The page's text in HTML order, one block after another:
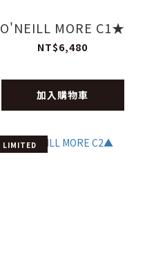
O'NEILL MORE C1★
NT$6,480
加入購物車
LIMITED